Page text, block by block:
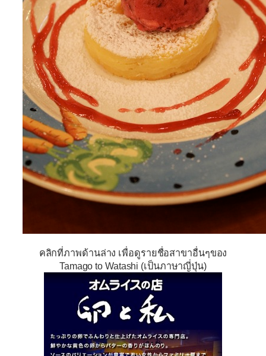
คลิกที่ภาพด้านล่าง เพื่อดูรายชื่อสาขาอื่นๆของ
Tamago to Watashi (เป็นภาษาญี่ปุ่น)